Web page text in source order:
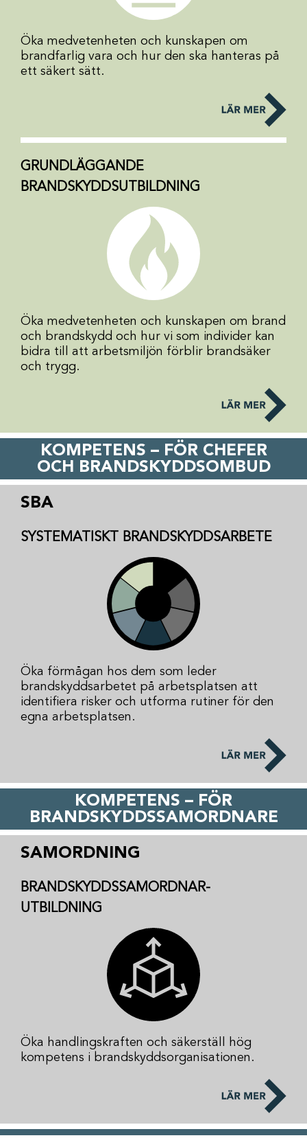
Öka medvetenheten och kunskapen om
brandfarlig vara och hur den ska hanteras på
ett säkert sätt.
GRUNDLÄGGANDE
BRANDSKYDDSUTBILDNING
Öka medvetenheten och kunskapen om brand
och brandskydd och hur vi som individer kan
bidra till att arbetsmiljön förblir brandsäker
och trygg.
KOMPETENS – FÖR CHEFER
OCH BRANDSKYDDSOMBUD
SBA
SYSTEMATISKT BRANDSKYDDSARBETE
Öka förmågan hos dem som leder
brandskyddsarbetet på arbetsplatsen att
identifiera risker och utforma rutiner för den
egna arbetsplatsen.
KOMPETENS – FÖR
BRANDSKYDDSSAMORDNARE
SAMORDNING
BRANDSKYDDSSAMORDNAR-
UTBILDNING
Öka handlingskraften och säkerställ hög
kompetens i brandskyddsorganisationen.